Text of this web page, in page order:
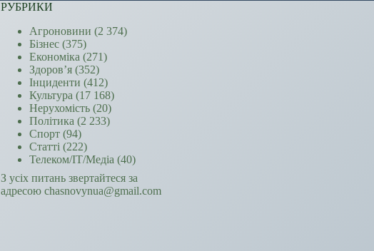
РУБРИКИ
Агроновини (2 374)
Бізнес (375)
Економіка (271)
Здоров’я (352)
Інциденти (412)
Культура (17 168)
Нерухомість (20)
Політика (2 233)
Спорт (94)
Статті (222)
Телеком/ІТ/Медіа (40)
З усіх питань звертайтеся за
адресою chasnovynua@gmail.com